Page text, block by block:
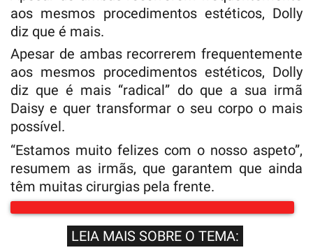
aos mesmos procedimentos estéticos, Dolly
diz que é mais.
Apesar de ambas recorrerem frequentemente
aos mesmos procedimentos estéticos, Dolly
diz que é mais “radical” do que a sua irmã
Daisy e quer transformar o seu corpo o mais
possível.
“Estamos muito felizes com o nosso aspeto”,
resumem as irmãs, que garantem que ainda
têm muitas cirurgias pela frente.
LEIA MAIS SOBRE O TEMA: